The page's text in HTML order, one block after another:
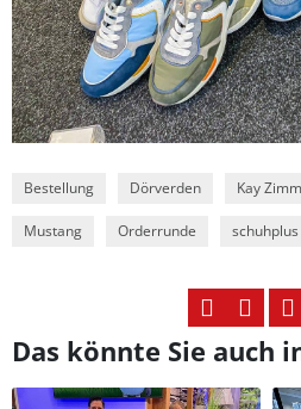
Bestellung Dörverden Kay
Mustang Orderrunde schuhplus
Das könnte Sie auch